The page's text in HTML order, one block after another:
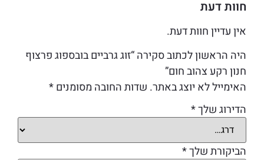
חוות דעת
אין עדיין חוות דעת.
היה הראשון לכתוב סקירה “זוג גרביים בובספוג פרצוף
חנון רקע צהוב חום”
האימייל לא יוצג באתר. שדות החובה מסומנים*
הדירוג שלך*
הביקורת שלך*